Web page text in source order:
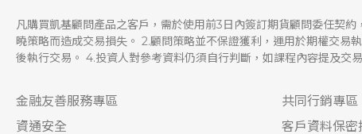
凡購買凱基顧問產品之客戶，需於使用前3日內簽訂期貨顧問委任契
曉策略而造成交易損失。 2.顧問策略並不保證獲利，運用於期權交
後執行交易。 4.投資人對參考資料仍須自行判斷，如課程內容提及交
金融友善服務專區 共同行銷專區
資通安全
客戶資料保密